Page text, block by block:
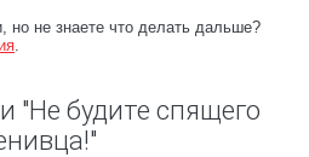
но не знаете что делать дальше?
.
"Не будите спящего